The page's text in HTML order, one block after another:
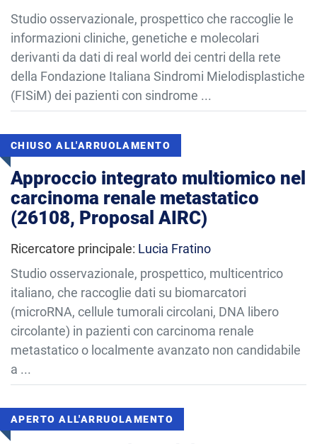
Studio osservazionale, prospettico che raccoglie le
informazioni cliniche, genetiche e molecolari
derivanti da dati di real world dei centri della rete
della Fondazione Italiana Sindromi Mielodisplastiche
(FISiM) dei pazienti con sindrome ...
CHIUSO ALL'ARRUOLAMENTO
Approccio integrato multiomico nel
carcinoma renale metastatico
(26108, Proposal AIRC)
Ricercatore principale: Lucia Fratino
Studio osservazionale, prospettico, multicentrico
italiano, che raccoglie dati su biomarcatori
(microRNA, cellule tumorali circolani, DNA libero
circolante) in pazienti con carcinoma renale
metastatico o localmente avanzato non candidabile
a ...
APERTO ALL'ARRUOLAMENTO